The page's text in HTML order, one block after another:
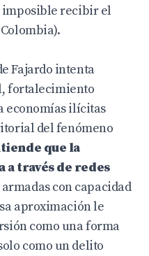
imposible recibir el
Fajardo intenta
fortalecimiento
economías ilícitas
del fenómeno
que la
través de redes
con capacidad
aproximación le
como una forma
como un delito